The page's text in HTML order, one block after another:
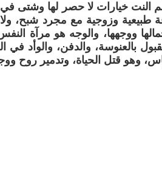
النت خيارات لا حصر لها وشتى في
طبيعية وزوجية مع مجرد شبح،
ووجهها، والوجه هو مرآة
بالعنوسة، والدفن، والوأد
وهو قتل الحياة، وتدمير روح